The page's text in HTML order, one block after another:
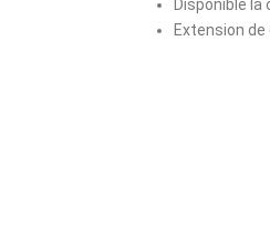
Disponible la
Extension